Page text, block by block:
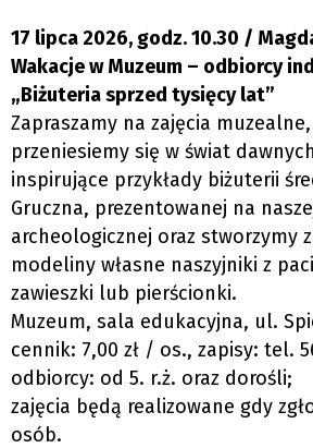
17 lipca 2026, godz. 10.30 /
Wakacje w Muzeum – odbiorcy
„Biżuteria sprzed tysięcy lat”
Zapraszamy na zajęcia
przeniesiemy się w świat
inspirujące przykłady biżuterii
Gruczna, prezentowanej na
archeologicznej oraz stworzymy
modeliny własne naszyjniki z
zawieszki lub pierścionki.
Muzeum, sala edukacyjna, ul.
cennik: 7,00 zł / os., zapisy: tel.
odbiorcy: od 5. r.ż. oraz dorośli;
zajęcia będą realizowane gdy
osób.